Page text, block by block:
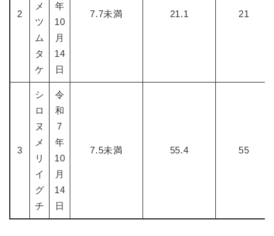
2
メ
ツ
ム
タ
ケ
年
10
月
14
日
7.7未満 21.1 21
3
シ
ロ
ヌ
メ
リ
イ
グ
チ
令
和
7
年
10
月
14
日
7.5未満 55.4 55